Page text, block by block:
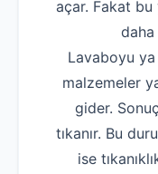
açar. Fakat bu
Lavaboyu
malzemeler
gider.
tıkanır. Bu
ise